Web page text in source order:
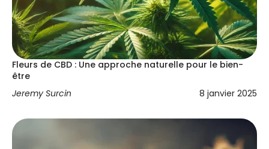
Fleurs de CBD : Une approche naturelle pour le bien-
être
Jeremy Surcin
8 janvier 2025